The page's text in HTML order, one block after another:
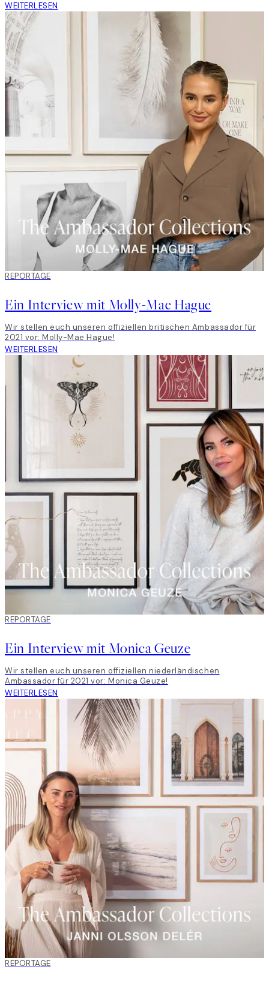
WEITERLESEN
REPORTAGE
Ein Interview mit Molly-Mae Hague
Wir stellen euch unseren offiziellen britischen Ambassador für
2021 vor: Molly-Mae Hague!
WEITERLESEN
REPORTAGE
Ein Interview mit Monica Geuze
Wir stellen euch unseren offiziellen niederländischen
Ambassador für 2021 vor: Monica Geuze!
WEITERLESEN
REPORTAGE